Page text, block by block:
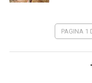
PAGINA 1